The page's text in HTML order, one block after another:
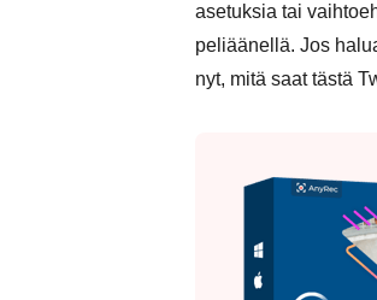
asetuksia tai
peliäänellä. Jos
nyt, mitä saat tästä